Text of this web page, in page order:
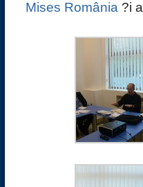
Mises România ?i al